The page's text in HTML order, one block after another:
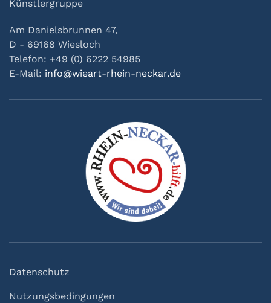
Künstlergruppe
Am Danielsbrunnen 47,
D - 69168 Wiesloch
Telefon: +49 (0) 6222 54985
E-Mail: info@wieart-rhein-neckar.de
Datenschutz
Nutzungsbedingungen